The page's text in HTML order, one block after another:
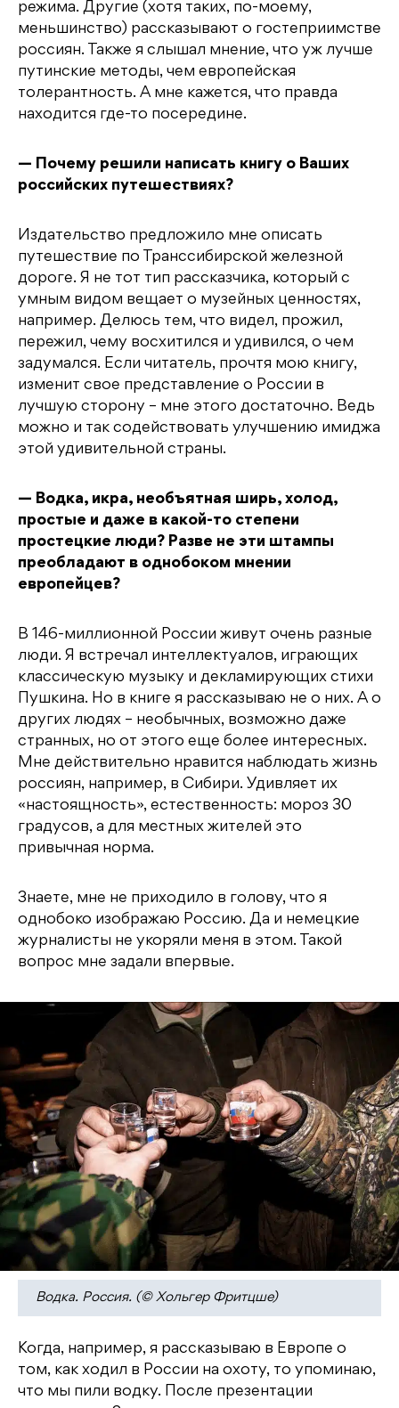
режима. Другие (хотя таких, по-моему,
меньшинство) рассказывают о гостеприимстве
россиян. Также я слышал мнение, что уж лучше
путинские методы, чем европейская
толерантность. А мне кажется, что правда
находится где-то посередине.
— Почему решили написать книгу о Ваших
российских путешествиях?
Издательство предложило мне описать
путешествие по Транссибирской железной
дороге. Я не тот тип рассказчика, который с
умным видом вещает о музейных ценностях,
например. Делюсь тем, что видел, прожил,
пережил, чему восхитился и удивился, о чем
задумался. Если читатель, прочтя мою книгу,
изменит свое представление о России в
лучшую сторону – мне этого достаточно. Ведь
можно и так содействовать улучшению имиджа
этой удивительной страны.
— Водка, икра, необъятная ширь, холод,
простые и даже в какой-то степени
простецкие люди? Разве не эти штампы
преобладают в однобоком мнении
европейцев?
В 146-миллионной России живут очень разные
люди. Я встречал интеллектуалов, играющих
классическую музыку и декламирующих стихи
Пушкина. Но в книге я рассказываю не о них. А о
других людях – необычных, возможно даже
странных, но от этого еще более интересных.
Мне действительно нравится наблюдать жизнь
россиян, например, в Сибири. Удивляет их
«настоящность», естественность: мороз 30
градусов, а для местных жителей это
привычная норма.
Знаете, мне не приходило в голову, что я
однобоко изображаю Россию. Да и немецкие
журналисты не укоряли меня в этом. Такой
вопрос мне задали впервые.
Водка. Россия. (© Хольгер Фритцше)
Когда, например, я рассказываю в Европе о
том, как ходил в России на охоту, то упоминаю,
что мы пили водку. После презентации